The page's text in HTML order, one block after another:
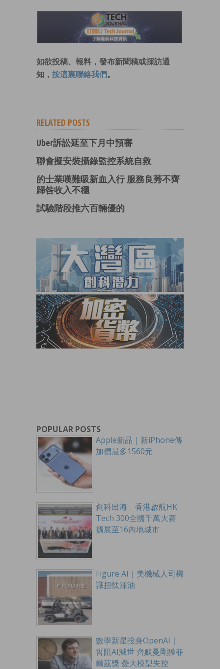
如欲投稿、報料，發布新聞稿或採訪通
知， 按這裏聯絡我們 。
RELATED POSTS
Uber訴訟延至下月中預審
聯會擬安裝攝錄監控系統自救
的士業嘆難吸新血入行 服務良莠不齊
歸咎收入不穩
試驗階段推六百輛優的
POPULAR POSTS
Apple新品｜新iPhone傳
加價最多1560元
創科出海 香港啟航HK
Tech 300全國千萬大賽
擴展至16內地城市
Figure AI｜美機械人司機
識扭軚踩油
數學新星投身OpenAI｜
誓阻AI滅世 齊默曼剛獲菲
爾茲獎 憂大模型失控